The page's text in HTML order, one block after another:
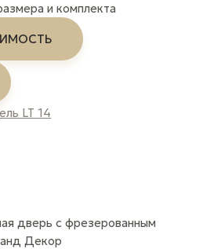
и комплекта
дверь с фрезерованным
Декор